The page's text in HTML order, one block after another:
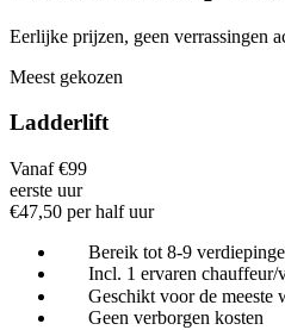
Eerlijke prijzen, geen verrassingen
Meest gekozen
Ladderlift
Vanaf €99
eerste uur
€47,50 per half uur
Bereik tot 8-9
Incl. 1 ervaren chauffeur/
Geschikt voor de meeste
Geen verborgen kosten